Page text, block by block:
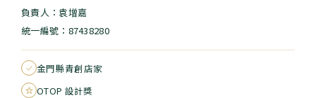
負責人：袁增嘉
統一編號：87438280
金門縣青創店家
OTOP 設計獎